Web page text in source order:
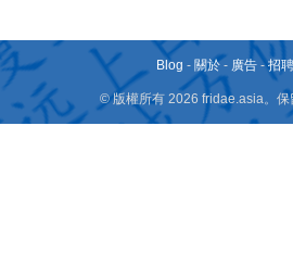
Blog - 關於 - 廣告 -招
© 版權所有 2026 fridae.asia。